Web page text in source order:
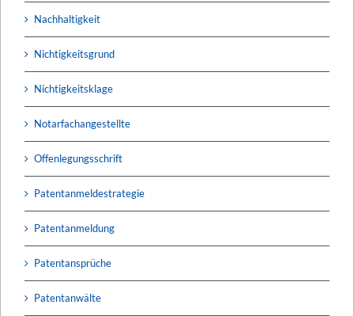
Nachhaltigkeit
Nichtigkeitsgrund
Nichtigkeitsklage
Notarfachangestellte
Offenlegungsschrift
Patentanmeldestrategie
Patentanmeldung
Patentansprüche
Patentanwälte